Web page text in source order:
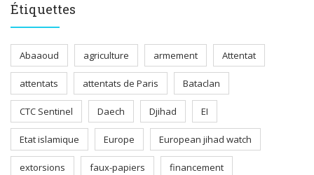
Étiquettes
Abaaoud agriculture armement Attentat
attentats attentats de Paris Bataclan
CTC Sentinel Daech Djihad EI
Etat islamique Europe European jihad watch
extorsions faux-papiers financement